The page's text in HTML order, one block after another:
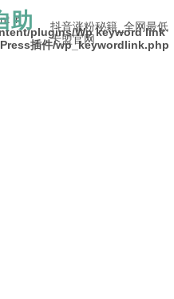
in
plugins/Wp keyword link
插件/wp_keywordlink.php
助
抖音涨粉秘籍_全网最低
卡盟官网